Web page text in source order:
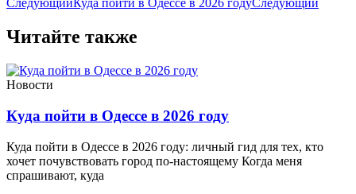
СледующийКуда пойти в Одессе в 2026 годуСледующий
Читайте также
Новости
Куда пойти в Одессе в 2026 году
Куда пойти в Одессе в 2026 году: личный гид для тех, кто
хочет почувствовать город по-настоящему Когда меня
спрашивают, куда